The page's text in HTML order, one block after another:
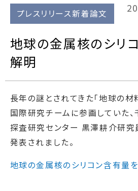
プレスリリース新着論文
地球の金属核のシリ
解明
長年の謎とされてきた「地球の材
国際研究チームに参画していた
探査研究センター 黒澤耕介研
発表されました。
地球の金属核のシリコン含有量を